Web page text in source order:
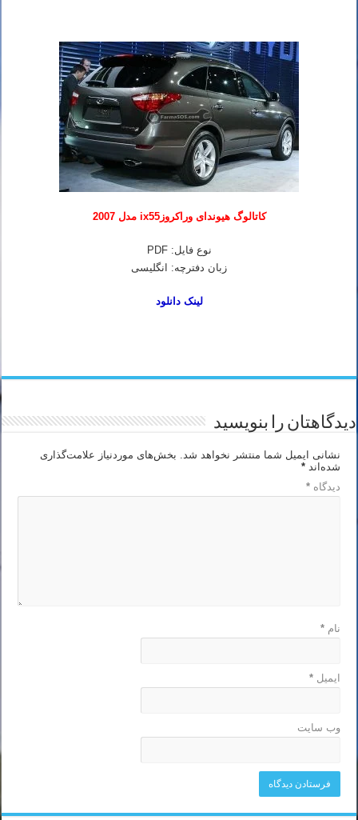
کاتالوگ هیوندای وراکروزix55 مدل 2007
نوع فایل: PDF
زبان دفترچه: انگلیسی
لینک دانلود
دیدگاهتان را بنویسید
نشانی ایمیل شما منتشر نخواهد شد.
بخش‌های موردنیاز علامت‌گذاری
شده‌اند*
دیدگاه*
نام*
ایمیل*
وب‌ سایت